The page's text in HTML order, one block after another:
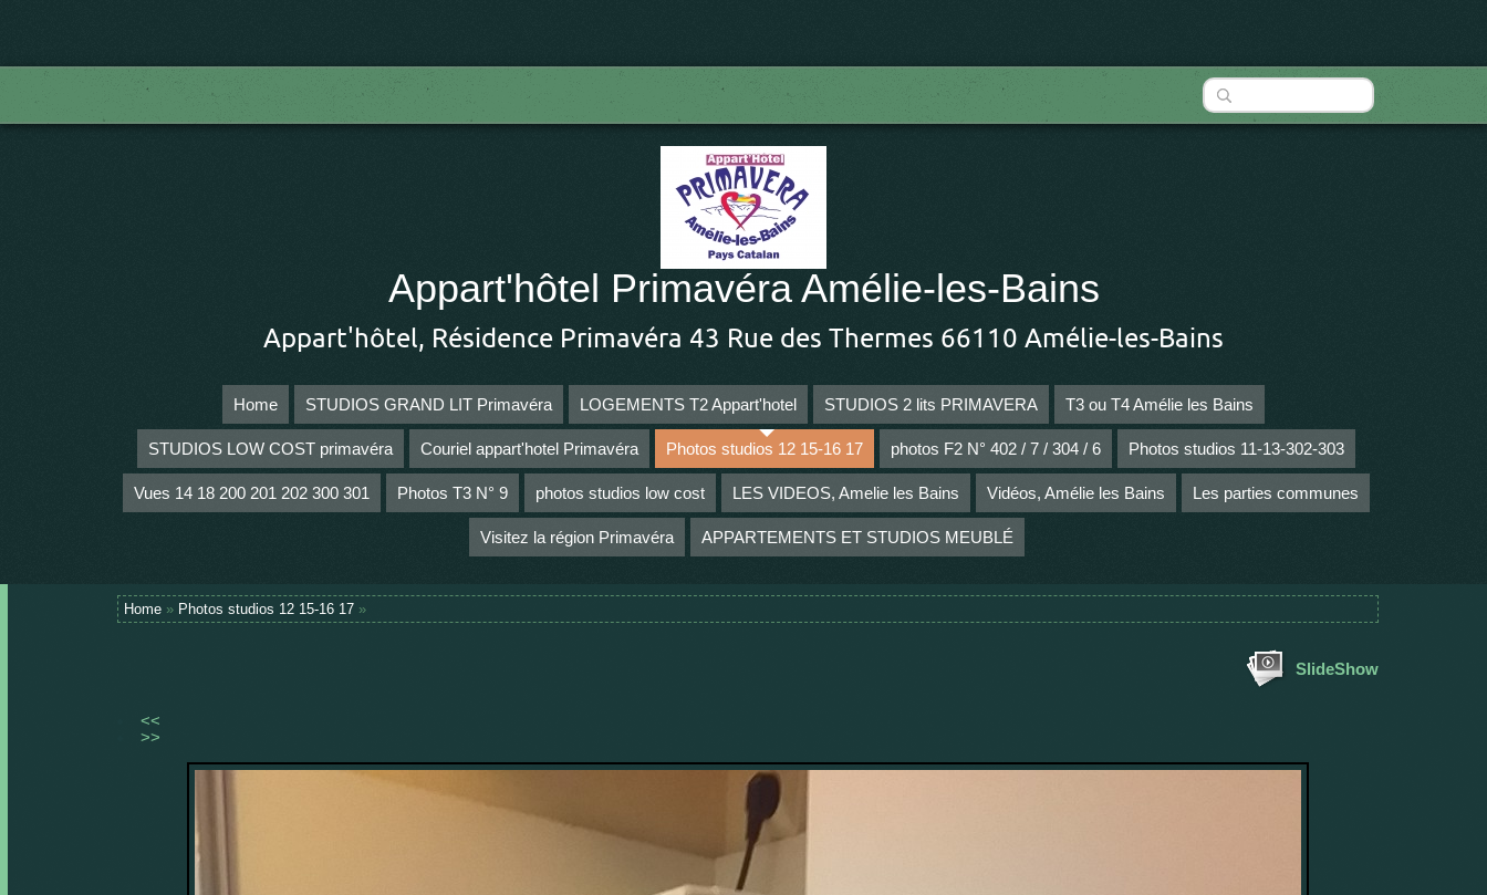
Appart'hôtel Primavéra Amélie-les-Bains
Appart'hôtel, Résidence Primavéra 43 Rue des Thermes 66110 Amélie-les-Bains
Home STUDIOS GRAND LIT Primavéra LOGEMENTS T2 Appart'hotel STUDIOS 2 lits PRIMAVERA T3 ou T4 Amélie les Bains
STUDIOS LOW COST primavéra Couriel appart'hotel Primavéra Photos studios 12 15-16 17 photos F2 N° 402 / 7 / 304 / 6 Photos studios 11-13-302-303
Vues 14 18 200 201 202 300 301 Photos T3 N° 9 photos studios low cost LES VIDEOS, Amelie les Bains Vidéos, Amélie les Bains Les parties communes
Visitez la région Primavéra APPARTEMENTS ET STUDIOS MEUBLÉ
Home» Photos studios 12 15-16 17»
SlideShow
<<
>>